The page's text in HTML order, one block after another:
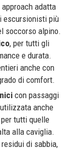
adatta
escursionisti più
soccorso alpino.
, per tutti gli
e durata.
anche con
di comfort.
con passaggi
anche
tutti quelle
alla caviglia.
di sabbia,